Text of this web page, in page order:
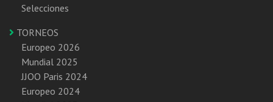
Selecciones
TORNEOS
Europeo 2026
Mundial 2025
JJOO Paris 2024
Europeo 2024